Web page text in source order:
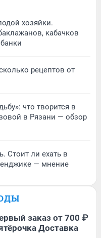
хозяйки.
кабачков
рецептов от
что творится в
в Рязани — обзор
Стоит ли ехать в
— мнение
заказ от 700 ₽
Доставка